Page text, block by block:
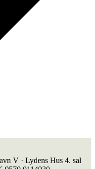
V · Lydens Hus 4. sal